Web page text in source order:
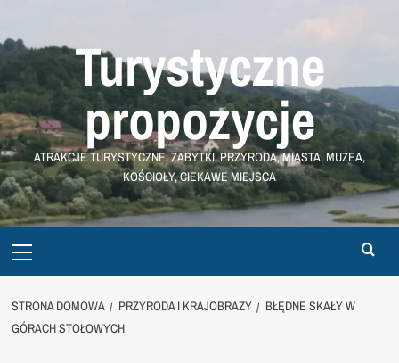
treści
Turystyczne
propozycje
ATRAKCJE TURYSTYCZNE, ZABYTKI, PRZYRODA, MIASTA, MUZEA,
KOŚCIOŁY, CIEKAWE MIEJSCA
Menu
STRONA DOMOWA PRZYRODA I KRAJOBRAZY
BŁĘDNE SKAŁY W
GÓRACH STOŁOWYCH